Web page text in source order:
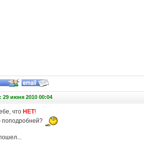
29 июня 2010 00:04
что НЕТ!
поподробней?